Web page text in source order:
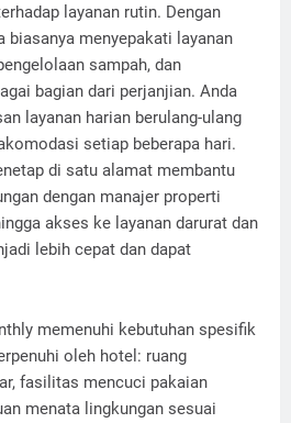
layanan rutin. Dengan
biasanya menyepakati layanan
sampah, dan
bagian dari perjanjian. Anda
layanan harian berulang-ulang
setiap beberapa hari.
di satu alamat membantu
dengan manajer properti
akses ke layanan darurat dan
lebih cepat dan dapat
memenuhi kebutuhan spesifik
oleh hotel: ruang
fasilitas mencuci pakaian
menata lingkungan sesuai